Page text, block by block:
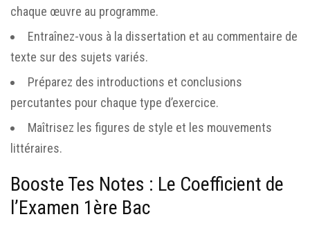
chaque œuvre au programme.
Entraînez-vous à la dissertation et au commentaire de
texte sur des sujets variés.
Préparez des introductions et conclusions
percutantes pour chaque type d’exercice.
Maîtrisez les figures de style et les mouvements
littéraires.
Booste Tes Notes : Le Coefficient de
l’Examen 1ère Bac